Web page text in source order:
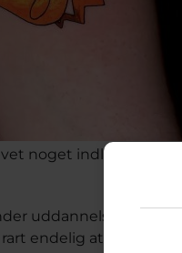
noget indlæg
uddannelse som
endelig at være